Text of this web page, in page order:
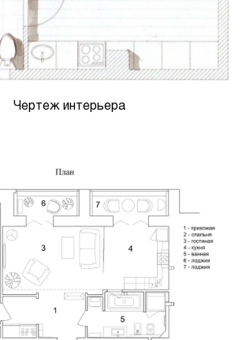
Чертеж интерьера